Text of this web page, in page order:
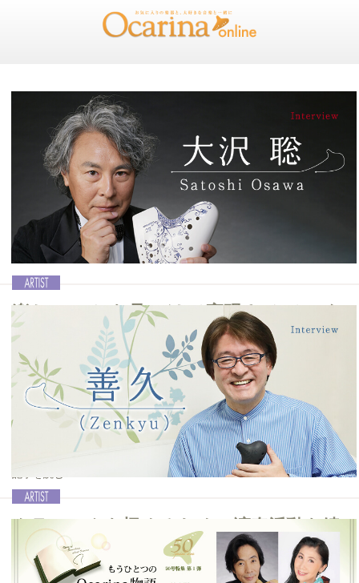
楽しいことを見つけて実現させていく
Ocarina奏者20周年を迎えるトップラン
ナー
Ocarina vol.50│大沢聡
現代のトッププレイヤーの一人であり、トリプルオカリナを世界的に
広め、韓国や台湾などではアイドル歌手並みの絶大な人気を誇ってい
るのが皆さんご存じの大沢聡さんです。2004年にOcarina奏者として
の活動をスタートした大沢さんは、今年20周年を迎えるということ
で、改めてインタビューを敢行しました。
クラシックを極めるために演奏活動を続
け、今年Ocarina奏者30周年＆還暦を迎
える